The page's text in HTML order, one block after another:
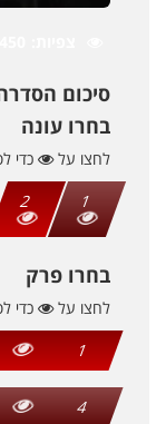
סיכום
בחרו עונה
לחצו על
כדי
1
2
בחרו פרק
לחצו על
כדי
1
4